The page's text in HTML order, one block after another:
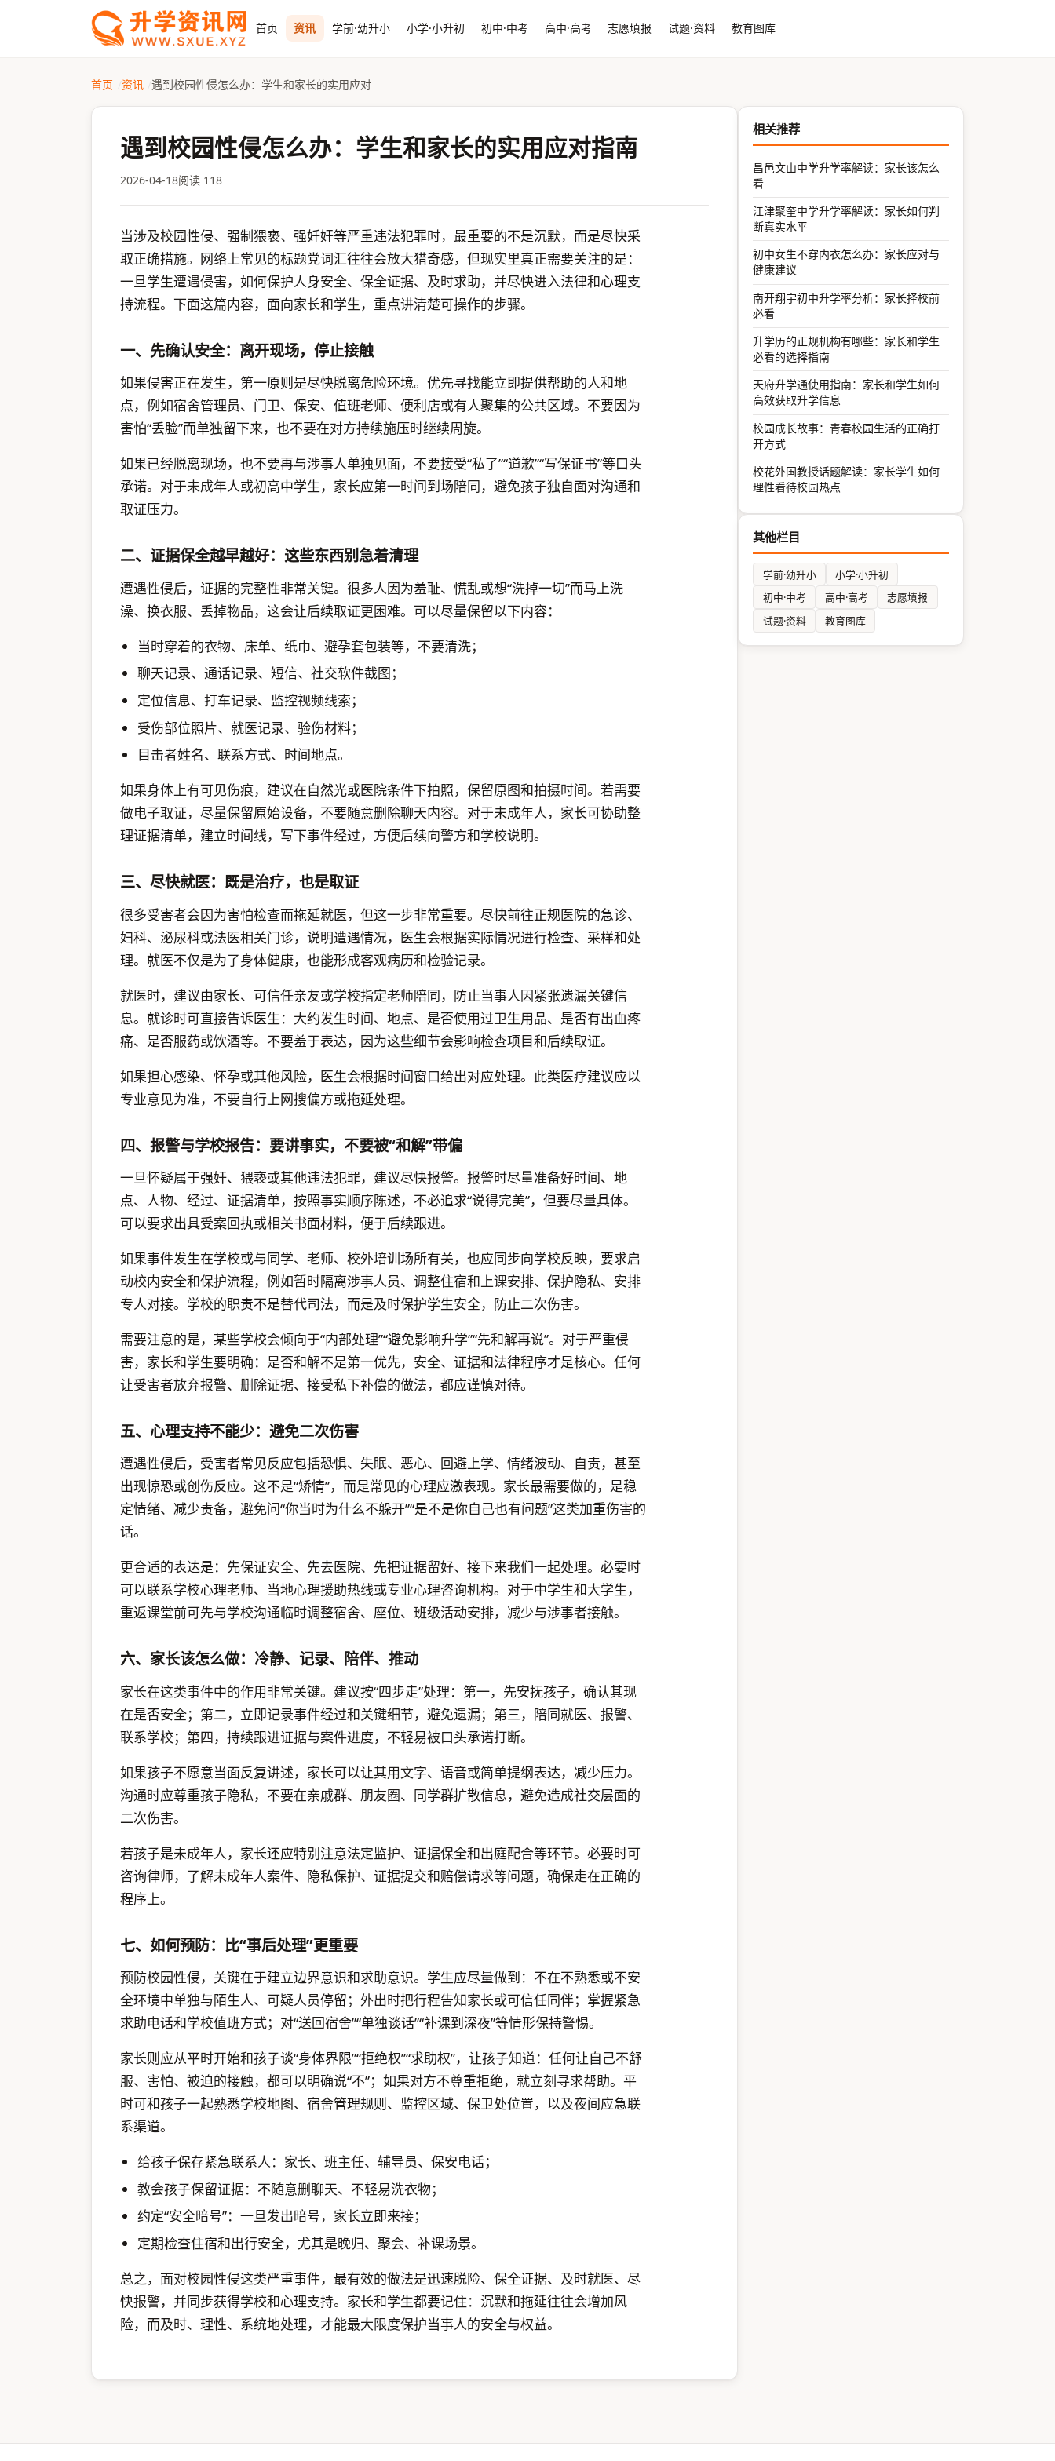
首页 资讯 学前·幼升小 小学·小升初 初中·中考 高中·高考 志愿填报 试题·资料 教育图库
首页 资讯 遇到校园性侵怎么办：学生和家长的实用应对
遇到校园性侵怎么办：学生和家长的实用应对指南
2026-04-18阅读 118
当涉及校园性侵、强制猥亵、强奷奸等严重违法犯罪时，最重要的不是沉默，而是尽快采
取正确措施。网络上常见的标题党词汇往往会放大猎奇感，但现实里真正需要关注的是：
一旦学生遭遇侵害，如何保护人身安全、保全证据、及时求助，并尽快进入法律和心理支
持流程。下面这篇内容，面向家长和学生，重点讲清楚可操作的步骤。
一、先确认安全：离开现场，停止接触
如果侵害正在发生，第一原则是尽快脱离危险环境。优先寻找能立即提供帮助的人和地
点，例如宿舍管理员、门卫、保安、值班老师、便利店或有人聚集的公共区域。不要因为
害怕“丢脸”而单独留下来，也不要在对方持续施压时继续周旋。
如果已经脱离现场，也不要再与涉事人单独见面，不要接受“私了”“道歉”“写保证书”等口头
承诺。对于未成年人或初高中学生，家长应第一时间到场陪同，避免孩子独自面对沟通和
取证压力。
二、证据保全越早越好：这些东西别急着清理
遭遇性侵后，证据的完整性非常关键。很多人因为羞耻、慌乱或想“洗掉一切”而马上洗
澡、换衣服、丢掉物品，这会让后续取证更困难。可以尽量保留以下内容：
当时穿着的衣物、床单、纸巾、避孕套包装等，不要清洗；
聊天记录、通话记录、短信、社交软件截图；
定位信息、打车记录、监控视频线索；
受伤部位照片、就医记录、验伤材料；
目击者姓名、联系方式、时间地点。
如果身体上有可见伤痕，建议在自然光或医院条件下拍照，保留原图和拍摄时间。若需要
做电子取证，尽量保留原始设备，不要随意删除聊天内容。对于未成年人，家长可协助整
理证据清单，建立时间线，写下事件经过，方便后续向警方和学校说明。
三、尽快就医：既是治疗，也是取证
很多受害者会因为害怕检查而拖延就医，但这一步非常重要。尽快前往正规医院的急诊、
妇科、泌尿科或法医相关门诊，说明遭遇情况，医生会根据实际情况进行检查、采样和处
理。就医不仅是为了身体健康，也能形成客观病历和检验记录。
就医时，建议由家长、可信任亲友或学校指定老师陪同，防止当事人因紧张遗漏关键信
息。就诊时可直接告诉医生：大约发生时间、地点、是否使用过卫生用品、是否有出血疼
痛、是否服药或饮酒等。不要羞于表达，因为这些细节会影响检查项目和后续取证。
如果担心感染、怀孕或其他风险，医生会根据时间窗口给出对应处理。此类医疗建议应以
专业意见为准，不要自行上网搜偏方或拖延处理。
四、报警与学校报告：要讲事实，不要被“和解”带偏
一旦怀疑属于强奸、猥亵或其他违法犯罪，建议尽快报警。报警时尽量准备好时间、地
点、人物、经过、证据清单，按照事实顺序陈述，不必追求“说得完美”，但要尽量具体。
可以要求出具受案回执或相关书面材料，便于后续跟进。
如果事件发生在学校或与同学、老师、校外培训场所有关，也应同步向学校反映，要求启
动校内安全和保护流程，例如暂时隔离涉事人员、调整住宿和上课安排、保护隐私、安排
专人对接。学校的职责不是替代司法，而是及时保护学生安全，防止二次伤害。
需要注意的是，某些学校会倾向于“内部处理”“避免影响升学”“先和解再说”。对于严重侵
害，家长和学生要明确：是否和解不是第一优先，安全、证据和法律程序才是核心。任何
让受害者放弃报警、删除证据、接受私下补偿的做法，都应谨慎对待。
五、心理支持不能少：避免二次伤害
遭遇性侵后，受害者常见反应包括恐惧、失眠、恶心、回避上学、情绪波动、自责，甚至
出现惊恐或创伤反应。这不是“矫情”，而是常见的心理应激表现。家长最需要做的，是稳
定情绪、减少责备，避免问“你当时为什么不躲开”“是不是你自己也有问题”这类加重伤害的
话。
更合适的表达是：先保证安全、先去医院、先把证据留好、接下来我们一起处理。必要时
可以联系学校心理老师、当地心理援助热线或专业心理咨询机构。对于中学生和大学生，
重返课堂前可先与学校沟通临时调整宿舍、座位、班级活动安排，减少与涉事者接触。
六、家长该怎么做：冷静、记录、陪伴、推动
家长在这类事件中的作用非常关键。建议按“四步走”处理：第一，先安抚孩子，确认其现
在是否安全；第二，立即记录事件经过和关键细节，避免遗漏；第三，陪同就医、报警、
联系学校；第四，持续跟进证据与案件进度，不轻易被口头承诺打断。
如果孩子不愿意当面反复讲述，家长可以让其用文字、语音或简单提纲表达，减少压力。
沟通时应尊重孩子隐私，不要在亲戚群、朋友圈、同学群扩散信息，避免造成社交层面的
二次伤害。
若孩子是未成年人，家长还应特别注意法定监护、证据保全和出庭配合等环节。必要时可
咨询律师，了解未成年人案件、隐私保护、证据提交和赔偿请求等问题，确保走在正确的
程序上。
七、如何预防：比“事后处理”更重要
预防校园性侵，关键在于建立边界意识和求助意识。学生应尽量做到：不在不熟悉或不安
全环境中单独与陌生人、可疑人员停留；外出时把行程告知家长或可信任同伴；掌握紧急
求助电话和学校值班方式；对“送回宿舍”“单独谈话”“补课到深夜”等情形保持警惕。
家长则应从平时开始和孩子谈“身体界限”“拒绝权”“求助权”，让孩子知道：任何让自己不舒
服、害怕、被迫的接触，都可以明确说“不”；如果对方不尊重拒绝，就立刻寻求帮助。平
时可和孩子一起熟悉学校地图、宿舍管理规则、监控区域、保卫处位置，以及夜间应急联
系渠道。
给孩子保存紧急联系人：家长、班主任、辅导员、保安电话；
教会孩子保留证据：不随意删聊天、不轻易洗衣物；
约定“安全暗号”：一旦发出暗号，家长立即来接；
定期检查住宿和出行安全，尤其是晚归、聚会、补课场景。
总之，面对校园性侵这类严重事件，最有效的做法是迅速脱险、保全证据、及时就医、尽
快报警，并同步获得学校和心理支持。家长和学生都要记住：沉默和拖延往往会增加风
险，而及时、理性、系统地处理，才能最大限度保护当事人的安全与权益。
相关推荐
昌邑文山中学升学率解读：家长该怎么
看
江津聚奎中学升学率解读：家长如何判
断真实水平
初中女生不穿内衣怎么办：家长应对与
健康建议
南开翔宇初中升学率分析：家长择校前
必看
升学历的正规机构有哪些：家长和学生
必看的选择指南
天府升学通使用指南：家长和学生如何
高效获取升学信息
校园成长故事：青春校园生活的正确打
开方式
校花外国教授话题解读：家长学生如何
理性看待校园热点
其他栏目
学前·幼升小
小学·小升初
初中·中考
高中·高考
志愿填报
试题·资料
教育图库